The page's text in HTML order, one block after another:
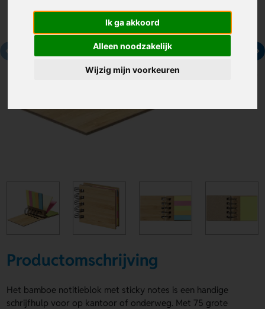
Ik ga akkoord
Alleen noodzakelijk
Wijzig mijn voorkeuren
Productomschrijving
Het bamboe notitieblok met sticky notes is een handige
schrijfhulp voor op kantoor of onderweg. Met 75 grote